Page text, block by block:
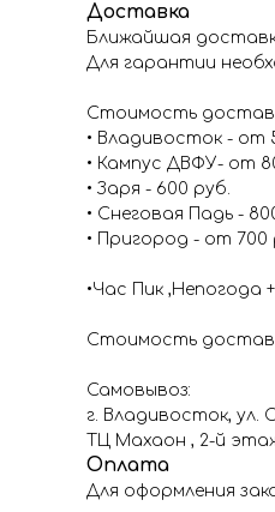
Доставка
Ближайшая
Для гарантии
Стоимость
• Владивосток - от
• Кампус ДВФУ- от
• Заря - 600 руб.
• Снеговая Падь -
• Пригород - от 700
•Час Пик ,Непогода
Стоимость
Самовывоз:
г. Владивосток, ул.
ТЦ Махаон , 2-й
Оплата
Для оформления